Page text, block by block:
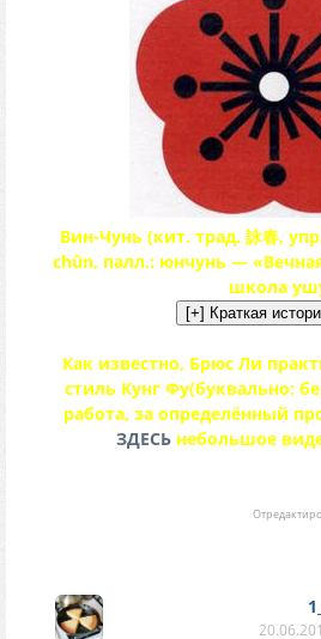
Вин-Чунь (кит. трад. 詠春,
chūn, палл.: юнчунь —
школа
Как известно, Брюс Ли
стиль Кунг Фу(буквально:
работа, за определённый
ЗДЕСЬнебольшое